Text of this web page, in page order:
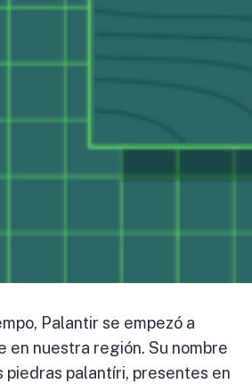
Palantir se empezó a
en nuestra región. Su nombre
piedras palantíri, presentes en